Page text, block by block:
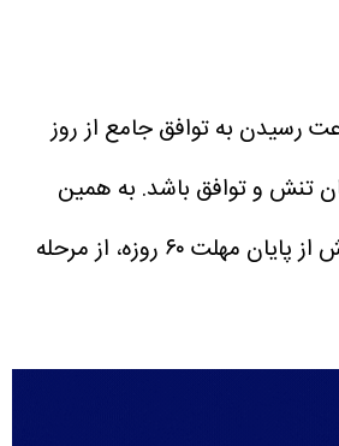
رسیدن به توافق جامع از روز
تنش و توافق باشد. به همین
دلیل، سؤال اصلی امروز این نیست که دور بعدی مذاکرات چه زمانی برگزار می‌شود. سؤال مهم‌تر این است که آیا تهران و واشنگتن می‌توانند پیش از پایان مهلت ۶۰ روزه، از مرحله